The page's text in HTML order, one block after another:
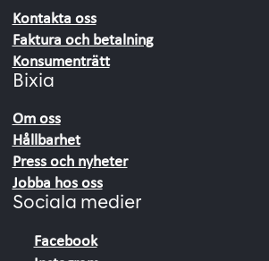
Kontakta oss
Faktura och betalning
Konsumenträtt
Bixia
Om oss
Hållbarhet
Press och nyheter
Jobba hos oss
Sociala medier
Facebook